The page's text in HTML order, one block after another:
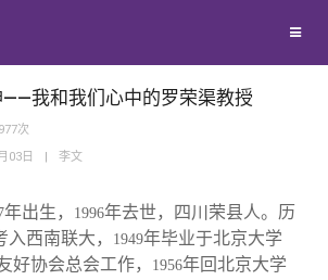
西南联大校友会
义工计划
新媒体平台
青春风采
校友文苑
校友讲坛
我和我们心中的罗荣渠教授
977次
03日
| 李文
年出生， 1996年去世，四川荣县人。历
入西南联大， 1949年毕业于北京大学
好协会总会工作，
1956年回北京大学